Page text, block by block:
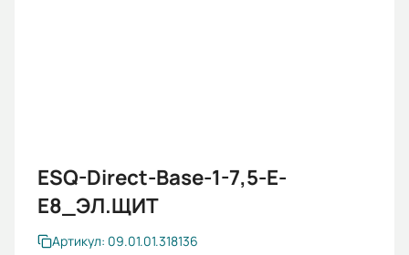
ESQ-Direct-Base-1-7,5-Е-
E8_ЭЛ.ЩИТ
Артикул: 09.01.01.318136